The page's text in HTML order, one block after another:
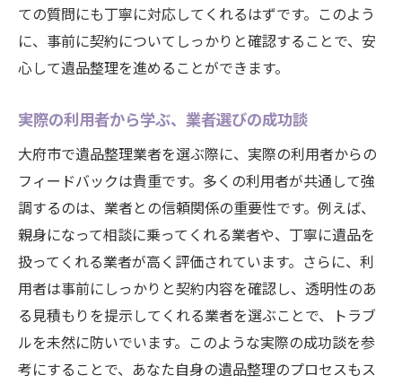
ての質問にも丁寧に対応してくれるはずです。このよう
に、事前に契約についてしっかりと確認することで、安
心して遺品整理を進めることができます。
実際の利用者から学ぶ、業者選びの成功談
大府市で遺品整理業者を選ぶ際に、実際の利用者からの
フィードバックは貴重です。多くの利用者が共通して強
調するのは、業者との信頼関係の重要性です。例えば、
親身になって相談に乗ってくれる業者や、丁寧に遺品を
扱ってくれる業者が高く評価されています。さらに、利
用者は事前にしっかりと契約内容を確認し、透明性のあ
る見積もりを提示してくれる業者を選ぶことで、トラブ
ルを未然に防いでいます。このような実際の成功談を参
考にすることで、あなた自身の遺品整理のプロセスもス